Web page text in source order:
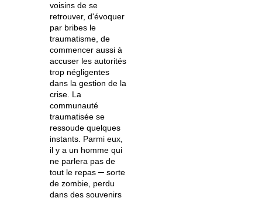
voisins de se
retrouver, d'évoquer
par bribes le
traumatisme, de
commencer aussi à
accuser les autorités
trop négligentes
dans la gestion de la
crise. La
communauté
traumatisée se
ressoude quelques
instants. Parmi eux,
il y a un homme qui
ne parlera pas de
tout le repas ─ sorte
de zombie, perdu
dans des souvenirs